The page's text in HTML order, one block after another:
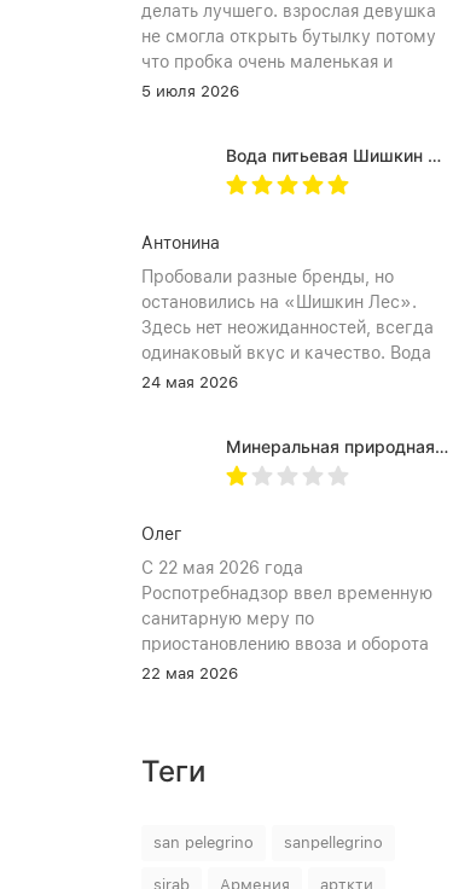
делать лучшего. взрослая девушка
не смогла открыть бутылку потому
что пробка очень маленькая и
неудобное расположение
затрудняет открытию бутылка. Плюс
рубцы на пробке мелкие, что тоже
5 июля 2026
Вода питьевая Шишкин лес в (одноразовой) таре 19 литров
Антонина
Пробовали разные бренды, но
остановились на «Шишкин Лес».
Здесь нет неожиданностей, всегда
одинаковый вкус и качество. Вода
хорошо идёт и холодной, и
подходит. Это, наверное, главный
показатель.
24 мая 2026
Минеральная природная вода Jermuk / Джермук газированная, Пэт (1,0л*6шт)
Олег
С 22 мая 2026 года
Роспотребнадзор ввел временную
санитарную меру по
приостановлению ввоза и оборота
на территории Российской
вода «Джермук», изготовитель ЗАО
информации, указанной в
22 мая 2026
Теги
san pelegrino sanpellegrino
sirab Армения арткти